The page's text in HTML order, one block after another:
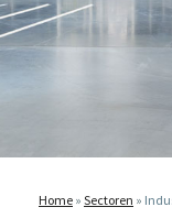
Home » Sectoren »